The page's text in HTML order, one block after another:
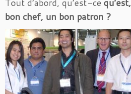
bon chef, un bon patron ?